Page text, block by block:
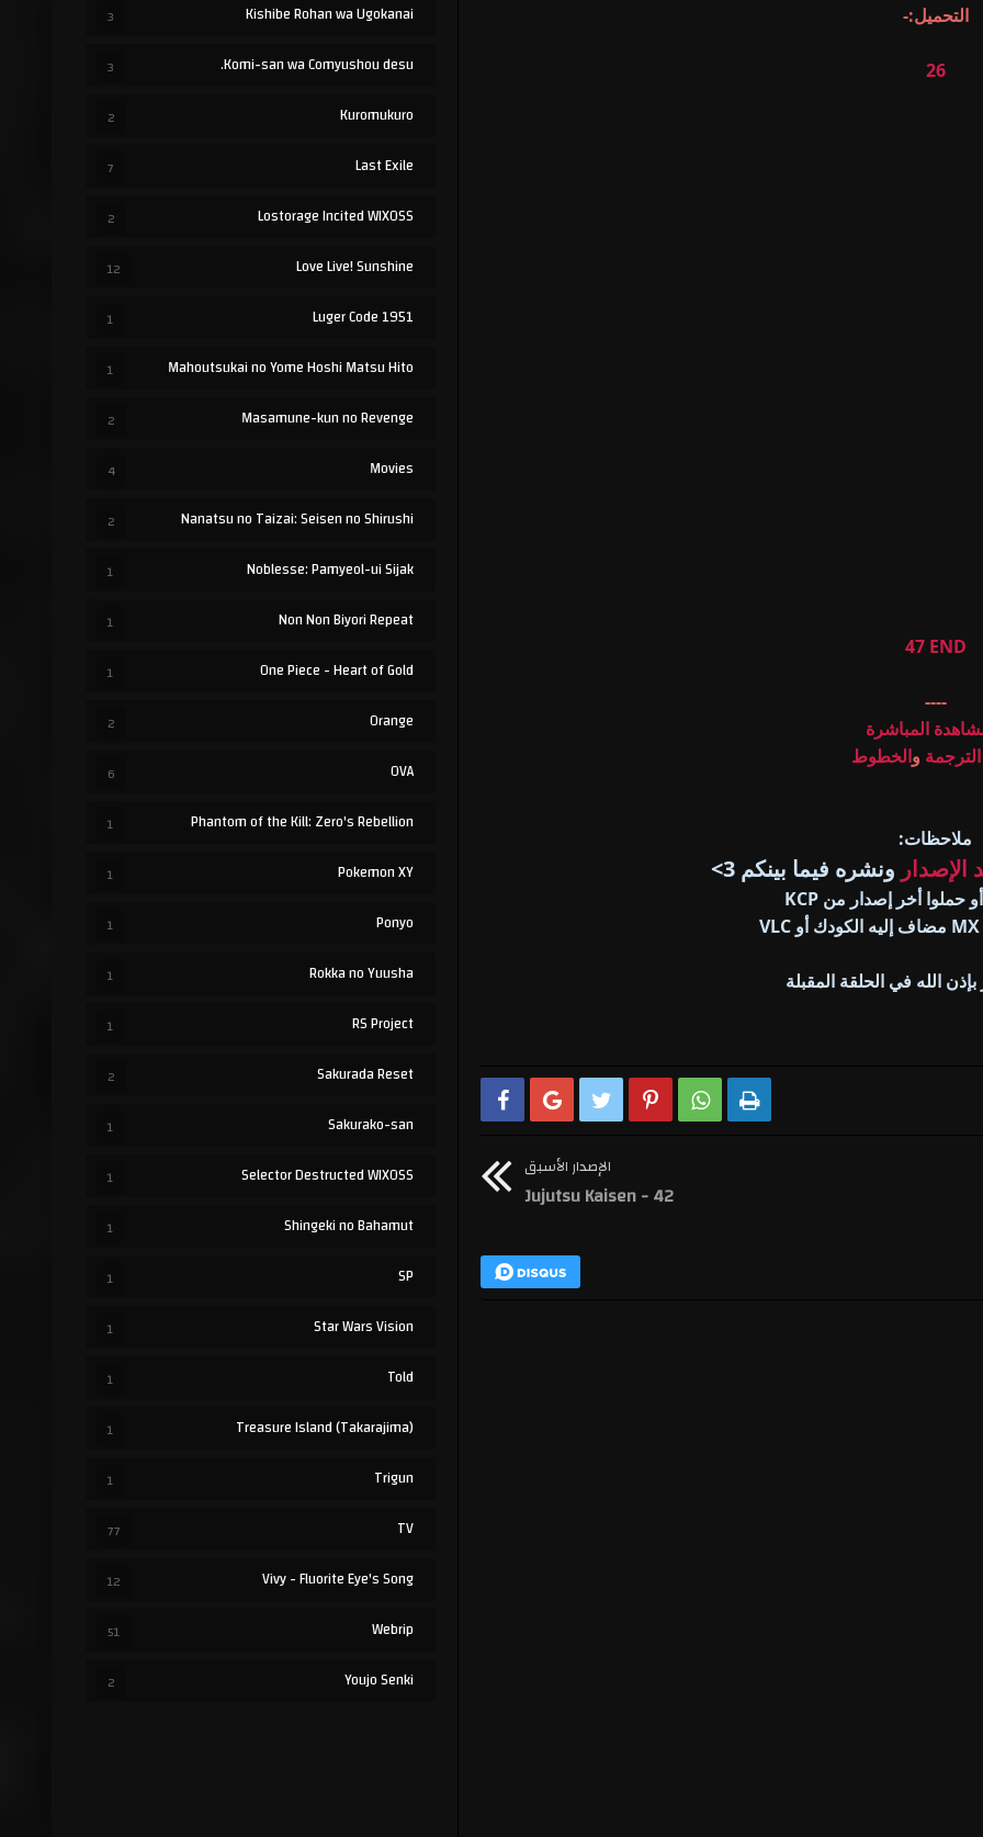
التحميل:-
26
47 END
----
المباشرة
والخطوط
ملاحظات:
الإصدار ونشره فيما بينكم 3>
الله في الحلقة المقبلة
     
الإصدار الأسبق
Jujutsu Kaisen - 42
Kishibe Rohan wa Ugokanai
3
Komi-san wa Comyushou desu.
3
Kuromukuro
2
Last Exile
7
Lostorage Incited WIXOSS
2
Love Live! Sunshine
12
Luger Code 1951
1
Mahoutsukai no Yome Hoshi Matsu Hito
1
Masamune-kun no Revenge
2
Movies
4
Nanatsu no Taizai: Seisen no Shirushi
2
Noblesse: Pamyeol-ui Sijak
1
Non Non Biyori Repeat
1
One Piece - Heart of Gold
1
Orange
2
OVA
6
Phantom of the Kill: Zero's Rebellion
1
Pokemon XY
1
Ponyo
1
Rokka no Yuusha
1
RS Project
1
Sakurada Reset
2
Sakurako-san
1
Selector Destructed WIXOSS
1
Shingeki no Bahamut
1
SP
1
Star Wars Vision
1
Told
1
Treasure Island (Takarajima)
1
Trigun
1
TV
77
Vivy - Fluorite Eye's Song
12
Webrip
51
Youjo Senki
2